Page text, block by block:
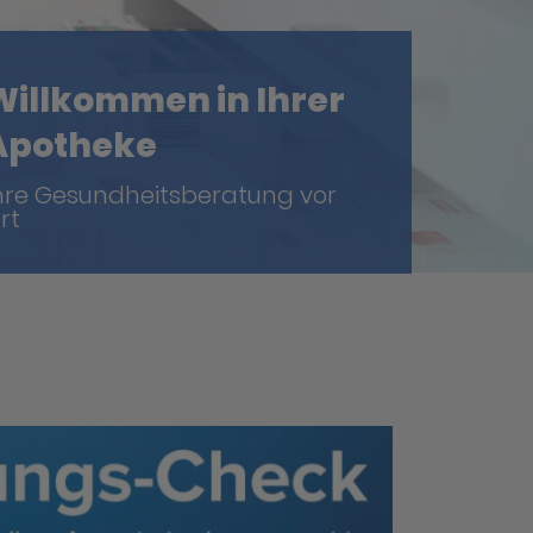
in Ihrer
Gesundheitsberatung vor